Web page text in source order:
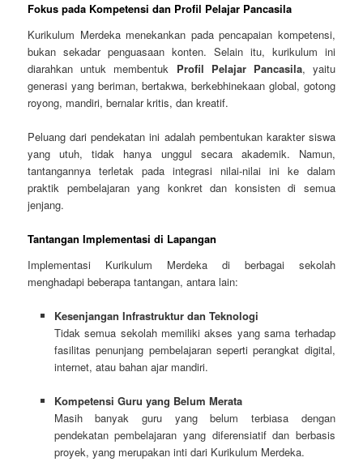
Fokus pada Kompetensi dan Profil Pelajar Pancasila
Kurikulum Merdeka menekankan pada pencapaian kompetensi,
bukan sekadar penguasaan konten. Selain itu, kurikulum ini
diarahkan untuk membentuk Profil Pelajar Pancasila, yaitu
generasi yang beriman, bertakwa, berkebhinekaan global, gotong
royong, mandiri, bernalar kritis, dan kreatif.
Peluang dari pendekatan ini adalah pembentukan karakter siswa
yang utuh, tidak hanya unggul secara akademik. Namun,
tantangannya terletak pada integrasi nilai-nilai ini ke dalam
praktik pembelajaran yang konkret dan konsisten di semua
jenjang.
Tantangan Implementasi di Lapangan
Implementasi Kurikulum Merdeka di berbagai sekolah
menghadapi beberapa tantangan, antara lain:
Kesenjangan Infrastruktur dan Teknologi
Tidak semua sekolah memiliki akses yang sama terhadap
fasilitas penunjang pembelajaran seperti perangkat digital,
internet, atau bahan ajar mandiri.
Kompetensi Guru yang Belum Merata
Masih banyak guru yang belum terbiasa dengan
pendekatan pembelajaran yang diferensiatif dan berbasis
proyek, yang merupakan inti dari Kurikulum Merdeka.